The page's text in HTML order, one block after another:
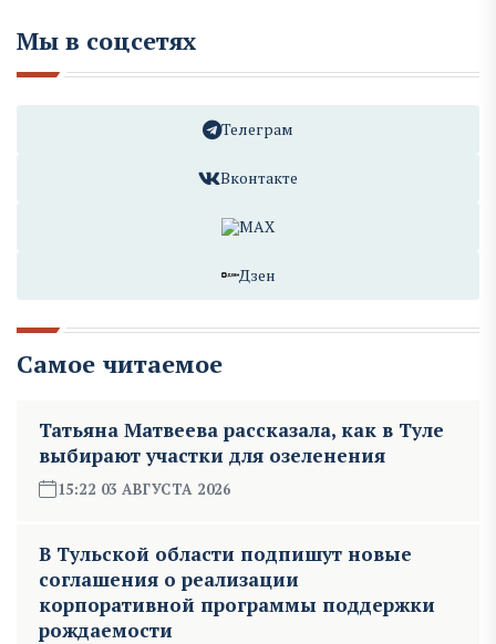
Мы в соцсетях
Телеграм
Вконтакте
MAX
Дзен
Самое читаемое
Татьяна Матвеева рассказала, как в Туле
выбирают участки для озеленения
15:22 03 АВГУСТА 2026
В Тульской области подпишут новые
соглашения о реализации
корпоративной программы поддержки
рождаемости